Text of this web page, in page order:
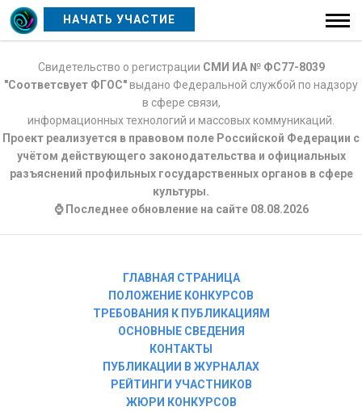
НАЧАТЬ УЧАСТИЕ
Свидетельство о регистрации СМИ ИА № ФС77-8039
"Соответсвует ФГОС"выдано Федеральной службой по надзору
в сфере связи,
информационных технологий и массовых коммуникаций.
Проект реализуется в правовом поле Российской Федерации с
учётом действующего законодательства и официальных
разъяснений профильных государственных органов в сфере
культуры.
⌚ Последнее обновление на сайте 08.08.2026
ГЛАВНАЯ СТРАНИЦА
ПОЛОЖЕНИЕ КОНКУРСОВ
ТРЕБОВАНИЯ К ПУБЛИКАЦИЯМ
ОСНОВНЫЕ СВЕДЕНИЯ
КОНТАКТЫ
ПУБЛИКАЦИИ В ЖУРНАЛАХ
РЕЙТИНГИ УЧАСТНИКОВ
ЖЮРИ КОНКУРСОВ